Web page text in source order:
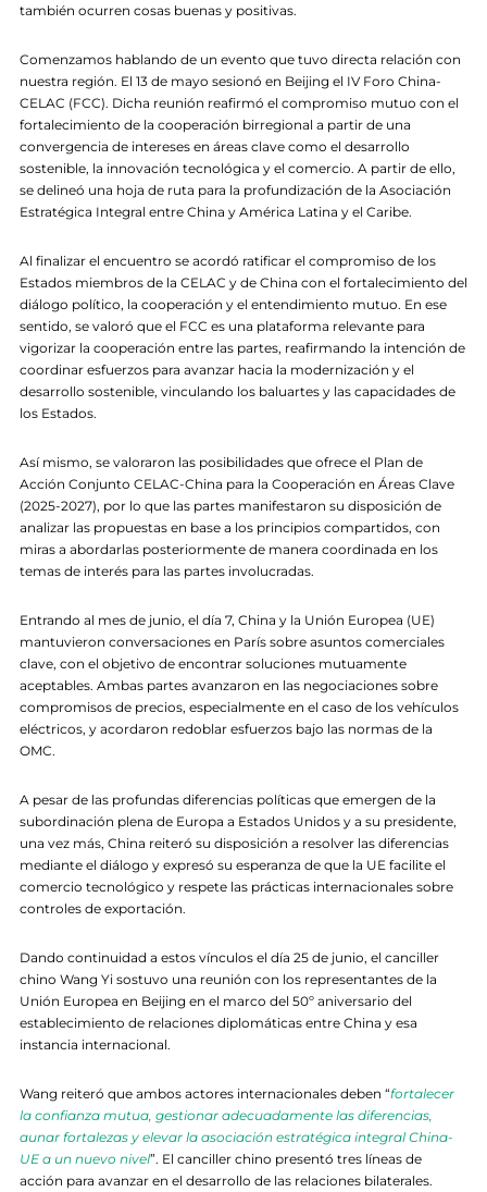
también ocurren cosas buenas y positivas.
Comenzamos hablando de un evento que tuvo directa relación con
nuestra región. El 13 de mayo sesionó en Beijing el IV Foro China-
CELAC (FCC). Dicha reunión reafirmó el compromiso mutuo con el
fortalecimiento de la cooperación birregional a partir de una
convergencia de intereses en áreas clave como el desarrollo
sostenible, la innovación tecnológica y el comercio. A partir de ello,
se delineó una hoja de ruta para la profundización de la Asociación
Estratégica Integral entre China y América Latina y el Caribe.
Al finalizar el encuentro se acordó ratificar el compromiso de los
Estados miembros de la CELAC y de China con el fortalecimiento del
diálogo político, la cooperación y el entendimiento mutuo. En ese
sentido, se valoró que el FCC es una plataforma relevante para
vigorizar la cooperación entre las partes, reafirmando la intención de
coordinar esfuerzos para avanzar hacia la modernización y el
desarrollo sostenible, vinculando los baluartes y las capacidades de
los Estados.
Así mismo, se valoraron las posibilidades que ofrece el Plan de
Acción Conjunto CELAC-China para la Cooperación en Áreas Clave
(2025-2027), por lo que las partes manifestaron su disposición de
analizar las propuestas en base a los principios compartidos, con
miras a abordarlas posteriormente de manera coordinada en los
temas de interés para las partes involucradas.
Entrando al mes de junio, el día 7, China y la Unión Europea (UE)
mantuvieron conversaciones en París sobre asuntos comerciales
clave, con el objetivo de encontrar soluciones mutuamente
aceptables. Ambas partes avanzaron en las negociaciones sobre
compromisos de precios, especialmente en el caso de los vehículos
eléctricos, y acordaron redoblar esfuerzos bajo las normas de la
OMC.
A pesar de las profundas diferencias políticas que emergen de la
subordinación plena de Europa a Estados Unidos y a su presidente,
una vez más, China reiteró su disposición a resolver las diferencias
mediante el diálogo y expresó su esperanza de que la UE facilite el
comercio tecnológico y respete las prácticas internacionales sobre
controles de exportación.
Dando continuidad a estos vínculos el día 25 de junio, el canciller
chino Wang Yi sostuvo una reunión con los representantes de la
Unión Europea en Beijing en el marco del 50º aniversario del
establecimiento de relaciones diplomáticas entre China y esa
instancia internacional.
Wang reiteró que ambos actores internacionales deben “fortalecer
la confianza mutua, gestionar adecuadamente las diferencias,
aunar fortalezas y elevar la asociación estratégica integral China-
UE a un nuevo nivel”. El canciller chino presentó tres líneas de
acción para avanzar en el desarrollo de las relaciones bilaterales.